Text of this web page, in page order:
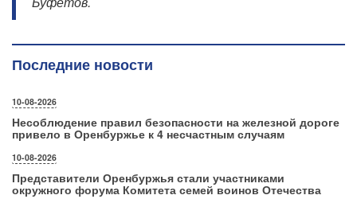
Последние новости
10-08-2026
Несоблюдение правил безопасности на железной дороге
привело в Оренбуржье к 4 несчастным случаям
10-08-2026
Представители Оренбуржья стали участниками
окружного форума Комитета семей воинов Отечества